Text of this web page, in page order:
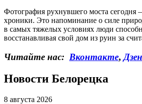
Фотография рухнувшего моста сегодня
хроники. Это напоминание о силе
в самых тяжелых условиях люди
восстанавливая свой дом из руин за
Читайте нас: Вконтакте,
Новости Белорецка
8 августа 2026